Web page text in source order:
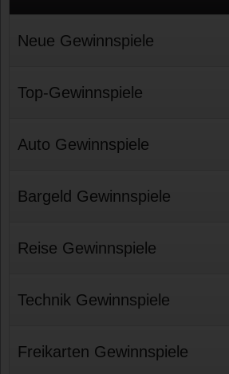
Neue Gewinnspiele
Top-Gewinnspiele
Auto Gewinnspiele
Bargeld Gewinnspiele
Reise Gewinnspiele
Technik Gewinnspiele
Freikarten Gewinnspiele